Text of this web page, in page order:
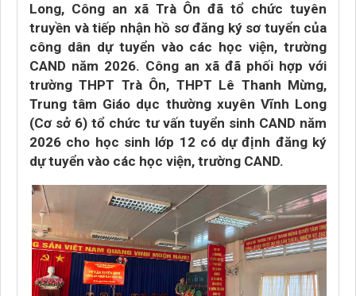
Long, Công an xã Trà Ôn đã tổ chức tuyên
truyền và tiếp nhận hồ sơ đăng ký sơ tuyển của
công dân dự tuyển vào các học viện, trường
CAND năm 2026. Công an xã đã phối hợp với
trường THPT Trà Ôn, THPT Lê Thanh Mừng,
Trung tâm Giáo dục thường xuyên Vĩnh Long
(Cơ sở 6) tổ chức tư vấn tuyển sinh CAND năm
2026 cho học sinh lớp 12 có dự định đăng ký
dự tuyển vào các học viện, trường CAND.